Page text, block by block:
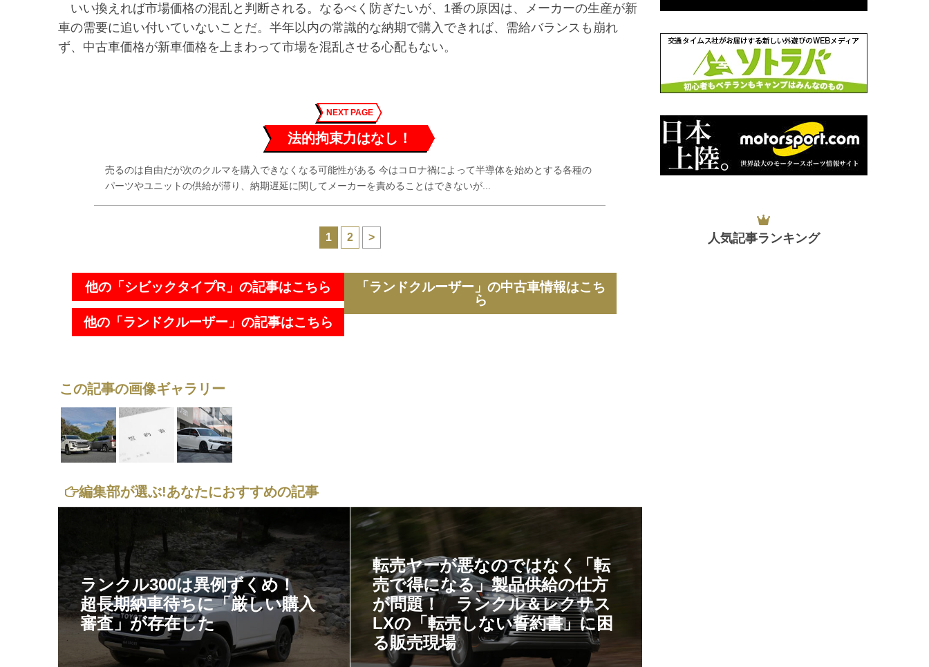
いい換えれば市場価格の混乱と判断される。なるべく防ぎたいが、1番の原因は、メーカーの生産が新
車の需要に追い付いていないことだ。半年以内の常識的な納期で購入できれば、需給バランスも崩れ
ず、中古車価格が新車価格を上まわって市場を混乱させる心配もない。
NEXT PAGE
法的拘束力はなし！
売るのは自由だが次のクルマを購入できなくなる可能性がある 今はコロナ禍によって半導体を始めとする各種の
パーツやユニットの供給が滞り、納期遅延に関してメーカーを責めることはできないが...
1 2 >
他の「シビックタイプR」の記事はこちら
他の「ランドクルーザー」の記事はこちら
「ランドクルーザー」の中古車情報はこち
ら
この記事の画像ギャラリー
編集部が選ぶ!あなたにおすすめの記事
ランクル300は異例ずくめ！
超長期納車待ちに「厳しい購入
審査」が存在した
転売ヤーが悪なのではなく「転
売で得になる」製品供給の仕方
が問題！ ランクル＆レクサス
LXの「転売しない誓約書」に困
る販売現場
人気記事ランキング